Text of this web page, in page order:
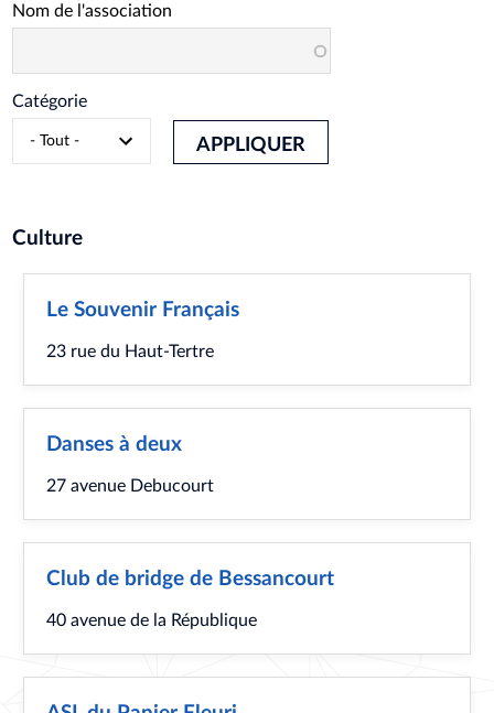
Nom de l'association
Catégorie
APPLIQUER
Culture
Le Souvenir Français
23 rue du Haut-Tertre
Danses à deux
27 avenue Debucourt
Club de bridge de Bessancourt
40 avenue de la République